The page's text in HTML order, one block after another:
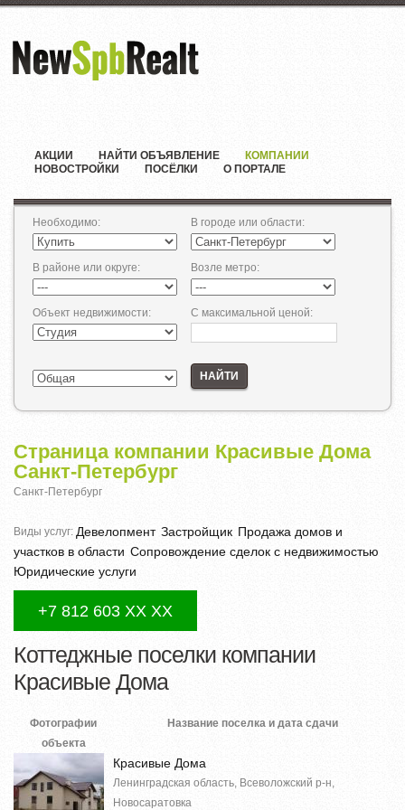
АКЦИИ НАЙТИ ОБЪЯВЛЕНИЕ
КОМПАНИИ
НОВОСТРОЙКИ
ПОСЁЛКИ О ПОРТАЛЕ
Необходимо: В городе или области:
В районе или округе: Возле метро:
Объект недвижимости: С максимальной ценой:
НАЙТИ
Страница компании Красивые Дома
Санкт-Петербург
Санкт-Петербург
Виды услуг: Девелопмент Застройщик Продажа домов и
участков в области Сопровождение сделок с недвижимостью
Юридические услуги
+7 812 603 XX XX
Коттеджные поселки компании
Красивые Дома
Фотографии
объекта
Название поселка и дата сдачи
Красивые Дома
Ленинградская область, Всеволожский р-н,
Новосаратовка